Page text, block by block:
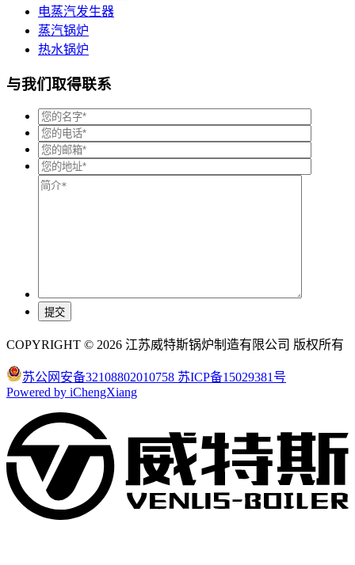
电蒸汽发生器
蒸汽锅炉
热水锅炉
与我们取得联系
COPYRIGHT © 2026 江苏威特斯锅炉制造有限公司 版权所有
苏公网安备32108802010758 苏ICP备15029381号
Powered by iChengXiang